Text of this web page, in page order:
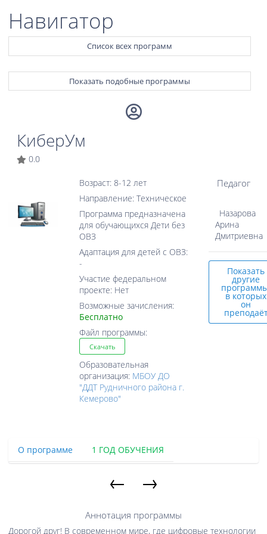
Навигатор
Список всех программ
Показать подобные программы
КиберУм
0.0
Возраст: 8-12 лет
Направление: Техническое
Программа предназначена
для обучающихся Дети без
ОВЗ
Адаптация для детей с ОВЗ:
-
Участие федеральном
проекте: Нет
Возможные зачисления:
Бесплатно
Файл программы:
Скачать
Образовательная
организация: МБОУ ДО
"ДДТ Рудничного района г.
Кемерово"
Педагог
Назарова
Арина
Дмитриевна
Показать
другие
в которых
он
О программе 1 ГОД ОБУЧЕНИЯ
← →
Аннотация программы
Дорогой друг! В современном мире, где цифровые технологии